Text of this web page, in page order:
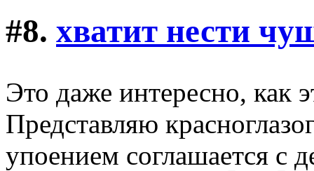
#8. хватит нести
Это даже интересно, как
Представляю
упоением соглашается с